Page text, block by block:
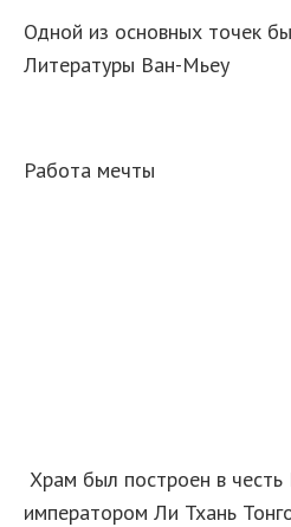
Одной из основных точек
Литературы Ван-Мьеу
Работа мечты
Храм был построен в честь
императором Ли Тхань